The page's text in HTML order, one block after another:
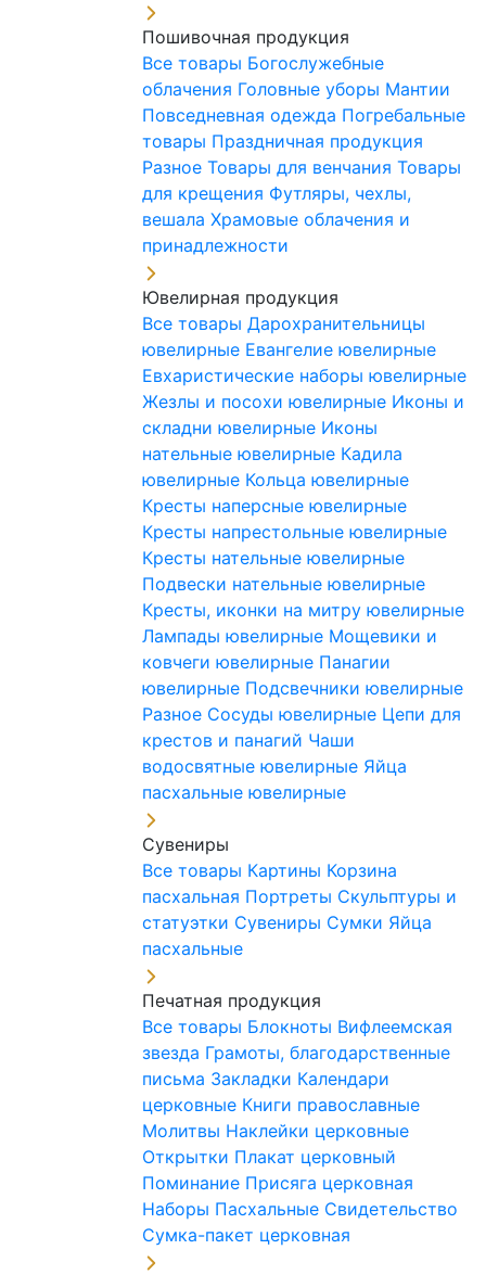
Пошивочная продукция
Все товары Богослужебные
облачения Головные уборы Мантии
Повседневная одежда Погребальные
товары Праздничная продукция
Разное Товары для венчания Товары
для крещения Футляры, чехлы,
вешала Храмовые облачения и
принадлежности
Ювелирная продукция
Все товары Дарохранительницы
ювелирные Евангелие ювелирные
Евхаристические наборы ювелирные
Жезлы и посохи ювелирные Иконы и
складни ювелирные Иконы
нательные ювелирные Кадила
ювелирные Кольца ювелирные
Кресты наперсные ювелирные
Кресты напрестольные ювелирные
Кресты нательные ювелирные
Подвески нательные ювелирные
Кресты, иконки на митру ювелирные
Лампады ювелирные Мощевики и
ковчеги ювелирные Панагии
ювелирные Подсвечники ювелирные
Разное Сосуды ювелирные Цепи для
крестов и панагий Чаши
водосвятные ювелирные Яйца
пасхальные ювелирные
Сувениры
Все товары Картины Корзина
пасхальная Портреты Скульптуры и
статуэтки Сувениры Сумки Яйца
пасхальные
Печатная продукция
Все товары Блокноты Вифлеемская
звезда Грамоты, благодарственные
письма Закладки Календари
церковные Книги православные
Молитвы Наклейки церковные
Открытки Плакат церковный
Поминание Присяга церковная
Наборы Пасхальные Свидетельство
Сумка-пакет церковная